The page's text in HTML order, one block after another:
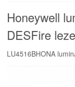
PRODUCTEN
SUPPORT
RMA
Honeywell
DESFire
LU4516BHONA